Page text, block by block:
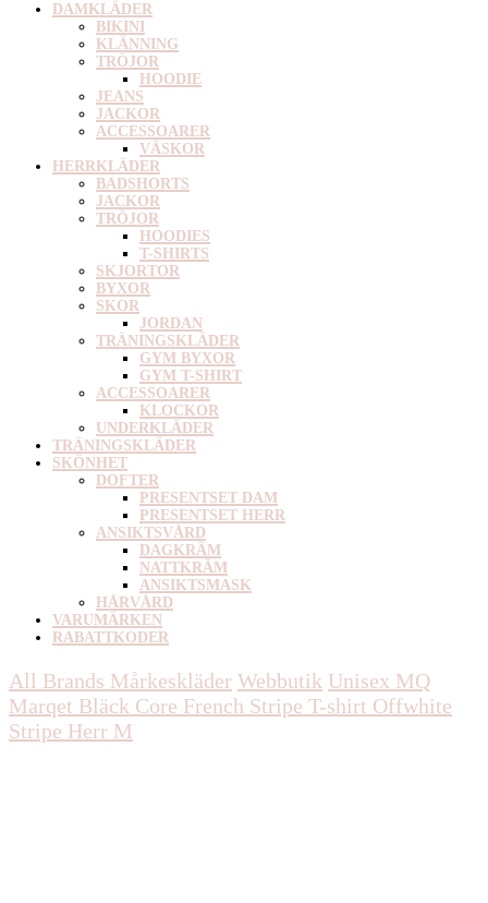
DAMKLÄDER
BIKINI
KLÄNNING
TRÖJOR
HOODIE
JEANS
JACKOR
ACCESSOARER
VÄSKOR
HERRKLÄDER
BADSHORTS
JACKOR
TRÖJOR
HOODIES
T-SHIRTS
SKJORTOR
BYXOR
SKOR
JORDAN
TRÄNINGSKLÄDER
GYM BYXOR
GYM T-SHIRT
ACCESSOARER
KLOCKOR
UNDERKLÄDER
TRÄNINGSKLÄDER
SKÖNHET
DOFTER
PRESENTSET DAM
PRESENTSET HERR
ANSIKTSVÅRD
DAGKRÄM
NATTKRÄM
ANSIKTSMASK
HÅRVÅRD
VARUMÄRKEN
RABATTKODER
All Brands Mårkeskläder Webbutik Unisex MQ
Marqet Bläck Core French Stripe T-shirt Offwhite
Stripe Herr M